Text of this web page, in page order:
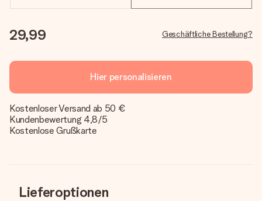
29,99 Geschäftliche Bestellung?
Hier personalisieren
Kostenloser Versand ab 50 €
Kundenbewertung 4,8/5
Kostenlose Grußkarte
Lieferoptionen